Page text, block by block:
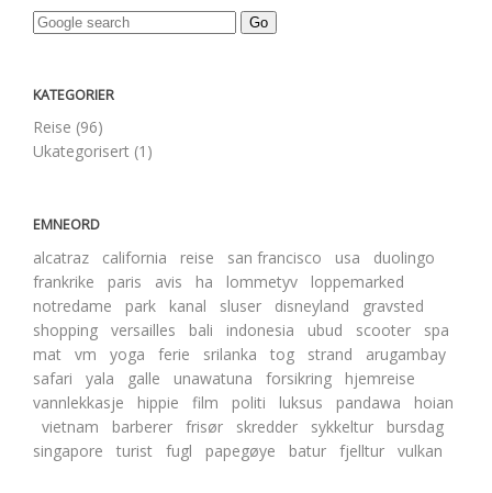
KATEGORIER
Reise (96)
Ukategorisert (1)
EMNEORD
alcatraz california reise san francisco usa
duolingo
frankrike
paris avis ha lommetyv
loppemarked
notredame
park kanal sluser disneyland
gravsted
shopping
versailles bali indonesia ubud scooter
spa
mat
vm yoga ferie srilanka tog strand
arugambay
safari
yala galle unawatuna forsikring
hjemreise
vannlekkasje
hippie film politi luksus pandawa
hoian
vietnam
barberer frisør skredder sykkeltur
bursdag
singapore
turist fugl papegøye batur fjelltur vulkan